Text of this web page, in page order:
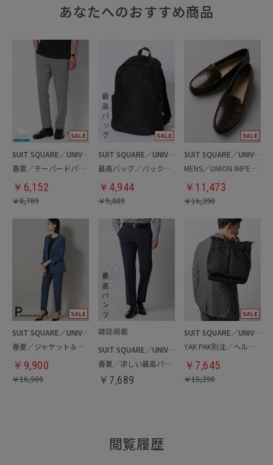
あなたへのおすすめ商品
SUIT SQUARE／UNIVERSAL LANGUAGE
春夏／テーパードパンツ
￥ 6,152
￥8,789
SUIT SQUARE／UNIVERSAL LANGUAGE
最高バッグ／バックパック
￥ 4,944
￥9,889
SUIT SQUARE／UNIVERSAL LANGUAGE
MENS／UNION IMPERIAL監修／コインローファー
￥ 11,473
￥16,390
SUIT SQUARE／UNIVERSAL LANGUAGE／WHITE
春夏／ジャケット＆パンツセットアップ／洗濯ネット付き
￥ 9,900
￥16,500
SUIT SQUARE／UNIVERSAL LANGUAGE
春夏／涼しい最高パンツ
￥ 7,689
SUIT SQUARE／UNIVERSAL LANGUAGE
YAK PAK別注／ヘルメットバッグ
￥ 7,645
￥15,290
閲覧履歴